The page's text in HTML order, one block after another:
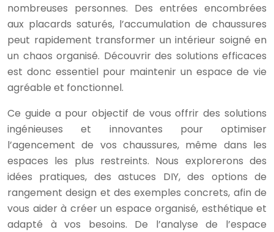
nombreuses personnes. Des entrées encombrées
aux placards saturés, l’accumulation de chaussures
peut rapidement transformer un intérieur soigné en
un chaos organisé. Découvrir des solutions efficaces
est donc essentiel pour maintenir un espace de vie
agréable et fonctionnel.
Ce guide a pour objectif de vous offrir des solutions
ingénieuses et innovantes pour optimiser
l’agencement de vos chaussures, même dans les
espaces les plus restreints. Nous explorerons des
idées pratiques, des astuces DIY, des options de
rangement design et des exemples concrets, afin de
vous aider à créer un espace organisé, esthétique et
adapté à vos besoins. De l’analyse de l’espace